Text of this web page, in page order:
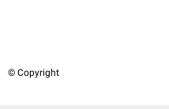
© Copyright